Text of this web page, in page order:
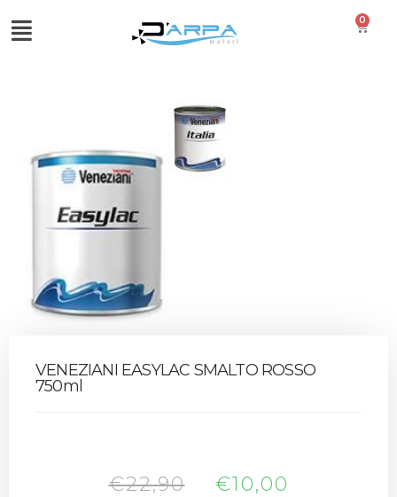
0
VENEZIANI EASYLAC SMALTO ROSSO
750ml
€22,90 €10,00